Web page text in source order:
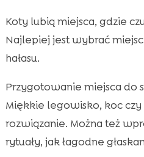
Koty lubią miejsca, gdzie
Najlepiej jest wybrać
hałasu.
Przygotowanie miejsca do
Miękkie legowisko, koc
rozwiązanie. Można też
rytuały, jak łagodne